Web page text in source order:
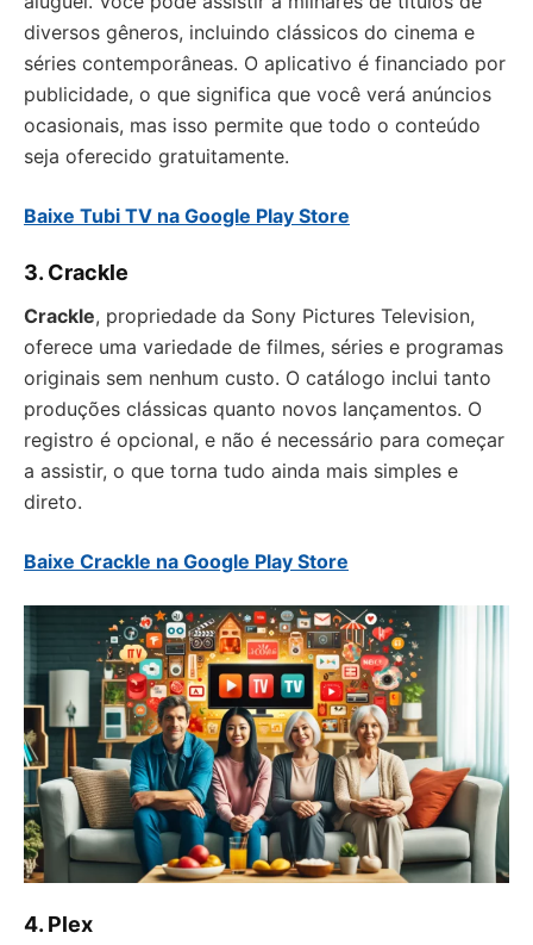
diversos gêneros, incluindo clássicos do cinema e
séries contemporâneas. O aplicativo é financiado por
publicidade, o que significa que você verá anúncios
ocasionais, mas isso permite que todo o conteúdo
seja oferecido gratuitamente.
Baixe Tubi TV na Google Play Store
3. Crackle
Crackle, propriedade da Sony Pictures Television,
oferece uma variedade de filmes, séries e programas
originais sem nenhum custo. O catálogo inclui tanto
produções clássicas quanto novos lançamentos. O
registro é opcional, e não é necessário para começar
a assistir, o que torna tudo ainda mais simples e
direto.
Baixe Crackle na Google Play Store
4. Plex